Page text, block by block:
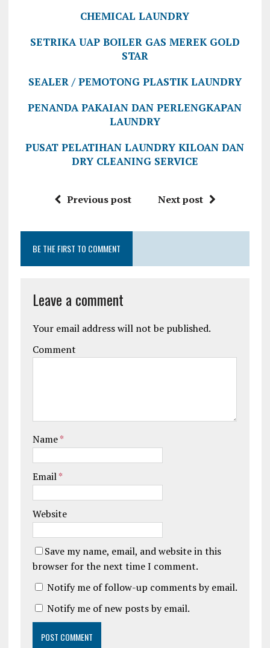
CHEMICAL LAUNDRY
SETRIKA UAP BOILER GAS MEREK GOLD
STAR
SEALER / PEMOTONG PLASTIK LAUNDRY
PENANDA PAKAIAN DAN PERLENGKAPAN
LAUNDRY
PUSAT PELATIHAN LAUNDRY KILOAN DAN
DRY CLEANING SERVICE
Previous post Next post
BE THE FIRST TO COMMENT
Leave a comment
Your email address will not be published.
Comment
Name*
Email*
Website
Save my name, email, and website in this
browser for the next time I comment.
Notify me of follow-up comments by email.
Notify me of new posts by email.